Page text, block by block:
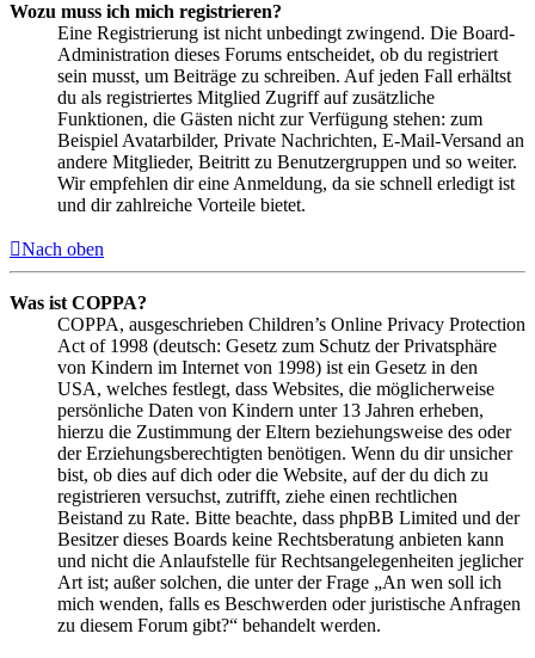
Wozu muss ich mich registrieren?
Eine Registrierung ist nicht unbedingt zwingend. Die Board-
Administration dieses Forums entscheidet, ob du registriert
sein musst, um Beiträge zu schreiben. Auf jeden Fall erhältst
du als registriertes Mitglied Zugriff auf zusätzliche
Funktionen, die Gästen nicht zur Verfügung stehen: zum
Beispiel Avatarbilder, Private Nachrichten, E-Mail-Versand an
andere Mitglieder, Beitritt zu Benutzergruppen und so weiter.
Wir empfehlen dir eine Anmeldung, da sie schnell erledigt ist
und dir zahlreiche Vorteile bietet.
Nach oben
Was ist COPPA?
COPPA, ausgeschrieben Children’s Online Privacy Protection
Act of 1998 (deutsch: Gesetz zum Schutz der Privatsphäre
von Kindern im Internet von 1998) ist ein Gesetz in den
USA, welches festlegt, dass Websites, die möglicherweise
persönliche Daten von Kindern unter 13 Jahren erheben,
hierzu die Zustimmung der Eltern beziehungsweise des oder
der Erziehungsberechtigten benötigen. Wenn du dir unsicher
bist, ob dies auf dich oder die Website, auf der du dich zu
registrieren versuchst, zutrifft, ziehe einen rechtlichen
Beistand zu Rate. Bitte beachte, dass phpBB Limited und der
Besitzer dieses Boards keine Rechtsberatung anbieten kann
und nicht die Anlaufstelle für Rechtsangelegenheiten jeglicher
Art ist; außer solchen, die unter der Frage „An wen soll ich
mich wenden, falls es Beschwerden oder juristische Anfragen
zu diesem Forum gibt?“ behandelt werden.